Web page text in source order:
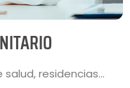
residencias…